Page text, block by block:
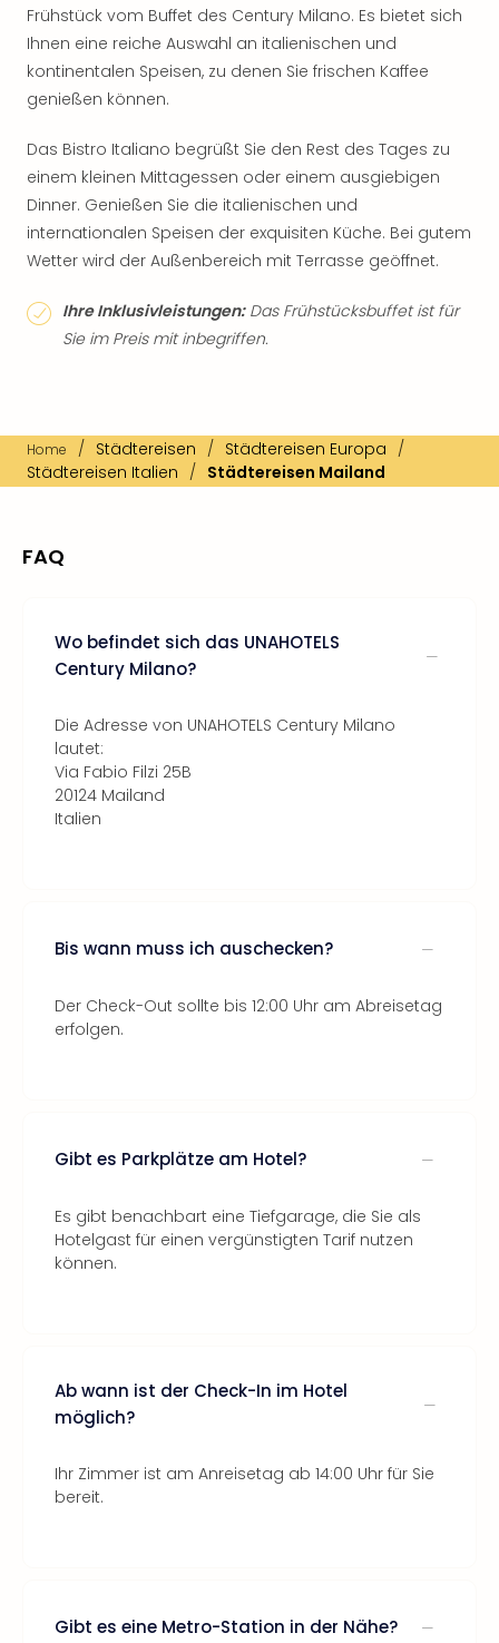
Frühstück vom Buffet des Century Milano. Es bietet sich
Ihnen eine reiche Auswahl an italienischen und
kontinentalen Speisen, zu denen Sie frischen Kaffee
genießen können.
Das Bistro Italiano begrüßt Sie den Rest des Tages zu
einem kleinen Mittagessen oder einem ausgiebigen
Dinner. Genießen Sie die italienischen und
internationalen Speisen der exquisiten Küche. Bei gutem
Wetter wird der Außenbereich mit Terrasse geöffnet.
Ihre Inklusivleistungen:Das Frühstücksbuffet ist für
Sie im Preis mit inbegriffen.
Home / Städtereisen / Städtereisen Europa /
Städtereisen Italien / Städtereisen Mailand
FAQ
Wo befindet sich das UNAHOTELS
Century Milano?
Die Adresse von UNAHOTELS Century Milano
lautet:
Via Fabio Filzi 25B
20124 Mailand
Italien
Bis wann muss ich auschecken?
Der Check-Out sollte bis 12:00 Uhr am Abreisetag
erfolgen.
Gibt es Parkplätze am Hotel?
Es gibt benachbart eine Tiefgarage, die Sie als
Hotelgast für einen vergünstigten Tarif nutzen
können.
Ab wann ist der Check-In im Hotel
möglich?
Ihr Zimmer ist am Anreisetag ab 14:00 Uhr für Sie
bereit.
Gibt es eine Metro-Station in der Nähe?